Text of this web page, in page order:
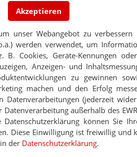
Akzeptieren
unser Webangebot zu
werden verwendet, um
Cookies, Geräte-Kennungen
Anzeigen- und
zu gewinnen
machen und den Erfolg
Datenverarbeitungen (jederzeit
außerhalb des
können Sie
Diese Einwilligung ist freiwillig und
der Datenschutzerklärung.
zu stehen
heute im
Mit
sind
Mehr
MEIST